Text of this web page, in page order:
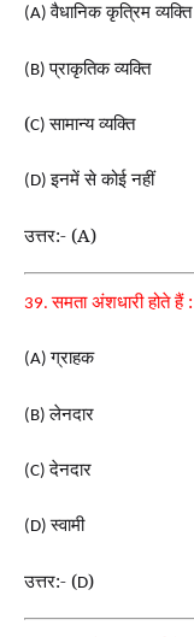
(A)वैधानिक कृत्रिम व्यक्ति
(B)प्राकृतिक व्यक्ति
(C)सामान्य व्यक्ति
(D)इनमें से कोई नहीं
उत्तर:- (A)
39.समता अंशधारी होते हैं :
(A)ग्राहक
(B)लेनदार
(C)देनदार
(D)स्वामी
उत्तर:- (D)